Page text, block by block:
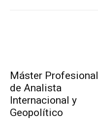
Máster Profesional
de Analista
Internacional y
Geopolítico